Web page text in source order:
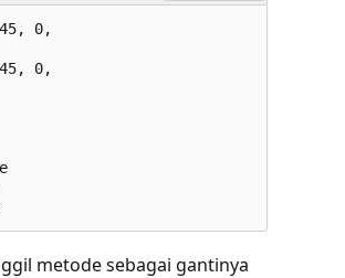
0,
0,
metode sebagai gantinya